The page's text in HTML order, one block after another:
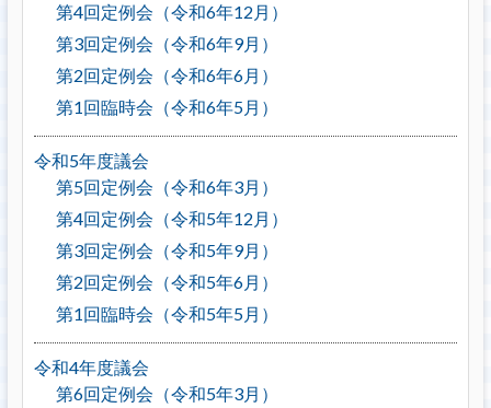
第4回定例会（令和6年12月）
第3回定例会（令和6年9月）
第2回定例会（令和6年6月）
第1回臨時会（令和6年5月）
令和5年度議会
第5回定例会（令和6年3月）
第4回定例会（令和5年12月）
第3回定例会（令和5年9月）
第2回定例会（令和5年6月）
第1回臨時会（令和5年5月）
令和4年度議会
第6回定例会（令和5年3月）